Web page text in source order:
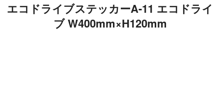
エコドライブステッカーA-11 エコドライ
ブ W400mm×H120mm